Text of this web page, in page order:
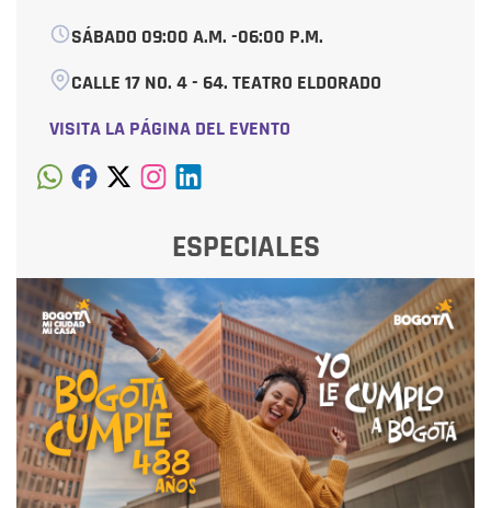
SÁBADO 09:00 A.M. -06:00 P.M.
CALLE 17 NO. 4 - 64. TEATRO ELDORADO
VISITA LA PÁGINA DEL EVENTO
ESPECIALES